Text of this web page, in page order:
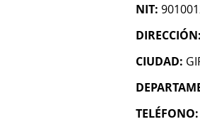
NIT:
DIRECCIÓN:
CIUDAD:
TELÉFONO: